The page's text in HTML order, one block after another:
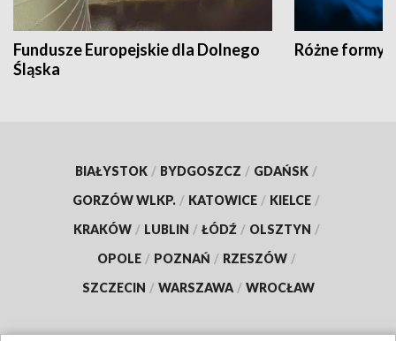
Fundusze Europejskie dla Dolnego
Śląska
Różne formy
BIAŁYSTOK / BYDGOSZCZ / GDAŃSK /
GORZÓW WLKP. / KATOWICE / KIELCE /
KRAKÓW / LUBLIN / ŁÓDŹ / OLSZTYN /
OPOLE / POZNAŃ / RZESZÓW /
SZCZECIN / WARSZAWA / WROCŁAW